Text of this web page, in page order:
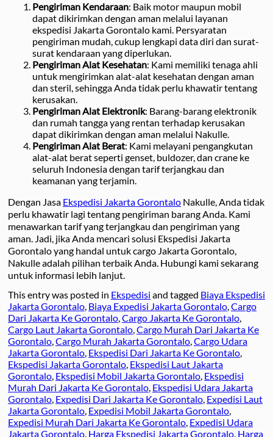
Pengiriman Kendaraan: Baik motor maupun mobil
dapat dikirimkan dengan aman melalui layanan
ekspedisi Jakarta Gorontalo kami. Persyaratan
pengiriman mudah, cukup lengkapi data diri dan surat-
surat kendaraan yang diperlukan.
Pengiriman Alat Kesehatan: Kami memiliki tenaga ahli
untuk mengirimkan alat-alat kesehatan dengan aman
dan steril, sehingga Anda tidak perlu khawatir tentang
kerusakan.
Pengiriman Alat Elektronik: Barang-barang elektronik
dan rumah tangga yang rentan terhadap kerusakan
dapat dikirimkan dengan aman melalui Nakulle.
Pengiriman Alat Berat: Kami melayani pengangkutan
alat-alat berat seperti genset, buldozer, dan crane ke
seluruh Indonesia dengan tarif terjangkau dan
keamanan yang terjamin.
Dengan Jasa Ekspedisi Jakarta Gorontalo Nakulle, Anda tidak
perlu khawatir lagi tentang pengiriman barang Anda. Kami
menawarkan tarif yang terjangkau dan pengiriman yang
aman. Jadi, jika Anda mencari solusi Ekspedisi Jakarta
Gorontalo yang handal untuk cargo Jakarta Gorontalo,
Nakulle adalah pilihan terbaik Anda. Hubungi kami sekarang
untuk informasi lebih lanjut.
This entry was posted in Ekspedisi and tagged Biaya Ekspedisi
Jakarta Gorontalo, Biaya Expedisi Jakarta Gorontalo,Cargo
Dari Jakarta Ke Gorontalo,Cargo Jakarta Ke Gorontalo,
Cargo Laut Jakarta Gorontalo,Cargo Murah Dari Jakarta Ke
Gorontalo,Cargo Murah Jakarta Gorontalo,Cargo Udara
Jakarta Gorontalo, Ekspedisi Dari Jakarta Ke Gorontalo,
Ekspedisi Jakarta Gorontalo, Ekspedisi Laut Jakarta
Gorontalo, Ekspedisi Mobil Jakarta Gorontalo, Ekspedisi
Murah Dari Jakarta Ke Gorontalo, Ekspedisi Udara Jakarta
Gorontalo, Expedisi Dari Jakarta Ke Gorontalo, Expedisi Laut
Jakarta Gorontalo, Expedisi Mobil Jakarta Gorontalo,
Expedisi Murah Dari Jakarta Ke Gorontalo, Expedisi Udara
Jakarta Gorontalo, Harga Ekspedisi Jakarta Gorontalo, Harga